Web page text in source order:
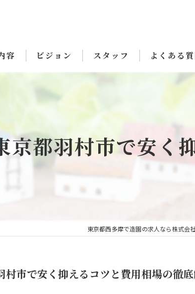
容 ビジョン スタッフ よくある
京都羽村市で安く
東京都西多摩で造園の求人なら株式会
村市で安く抑えるコツと費用相場の徹